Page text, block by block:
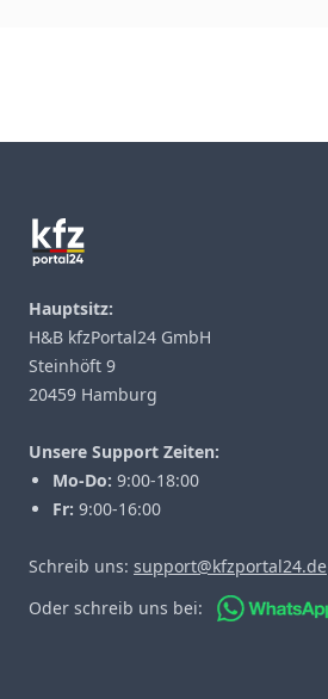
Hauptsitz:
H&B kfzPortal24 GmbH
Steinhöft 9
20459 Hamburg
Unsere Support Zeiten:
Mo-Do: 9:00-18:00
Fr: 9:00-16:00
Schreib uns: support@kfzportal24.de
Oder schreib uns bei: